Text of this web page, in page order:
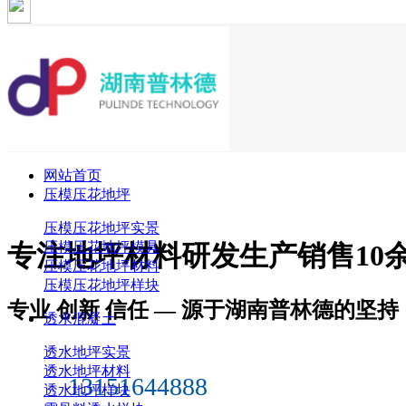
专注地坪材料研发生产销售10
专业 创新 信任 — 源于湖南普林德的坚持
13151644888
网站首页
压模压花地坪
压模压花地坪实景
压模压花地坪模具
压模压花地坪材料
压模压花地坪样块
透水混凝土
透水地坪实景
透水地坪材料
透水地坪样块